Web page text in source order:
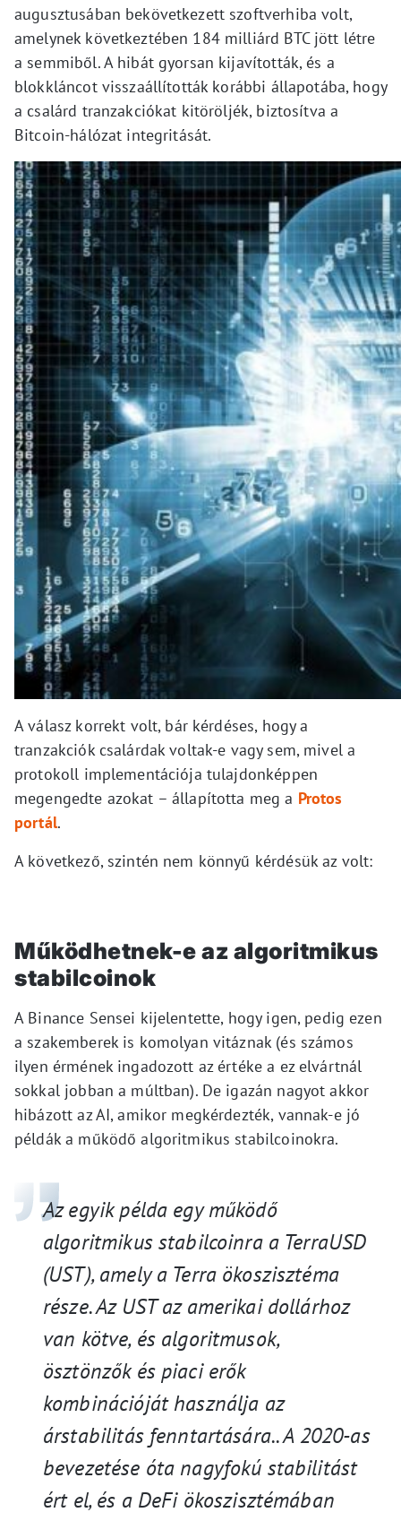
augusztusában bekövetkezett szoftverhiba volt,
amelynek következtében 184 milliárd BTC jött létre
a semmiből. A hibát gyorsan kijavították, és a
blokkláncot visszaállították korábbi állapotába, hogy
a csalárd tranzakciókat kitöröljék, biztosítva a
Bitcoin-hálózat integritását.
A válasz korrekt volt, bár kérdéses, hogy a
tranzakciók csalárdak voltak-e vagy sem, mivel a
protokoll implementációja tulajdonképpen
megengedte azokat – állapította meg a Protos
portál.
A következő, szintén nem könnyű kérdésük az volt:
Működhetnek-e az algoritmikus
stabilcoinok
A Binance Sensei kijelentette, hogy igen, pedig ezen
a szakemberek is komolyan vitáznak (és számos
ilyen érmének ingadozott az értéke a ez elvártnál
sokkal jobban a múltban). De igazán nagyot akkor
hibázott az AI, amikor megkérdezték, vannak-e jó
példák a működő algoritmikus stabilcoinokra.
Az egyik példa egy működő
algoritmikus stabilcoinra a TerraUSD
(UST), amely a Terra ökoszisztéma
része. Az UST az amerikai dollárhoz
van kötve, és algoritmusok,
ösztönzők és piaci erők
kombinációját használja az
árstabilitás fenntartására.. A 2020-as
bevezetése óta nagyfokú stabilitást
ért el, és a DeFi ökoszisztémában